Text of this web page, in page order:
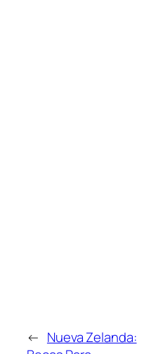
← Nueva Zelanda: